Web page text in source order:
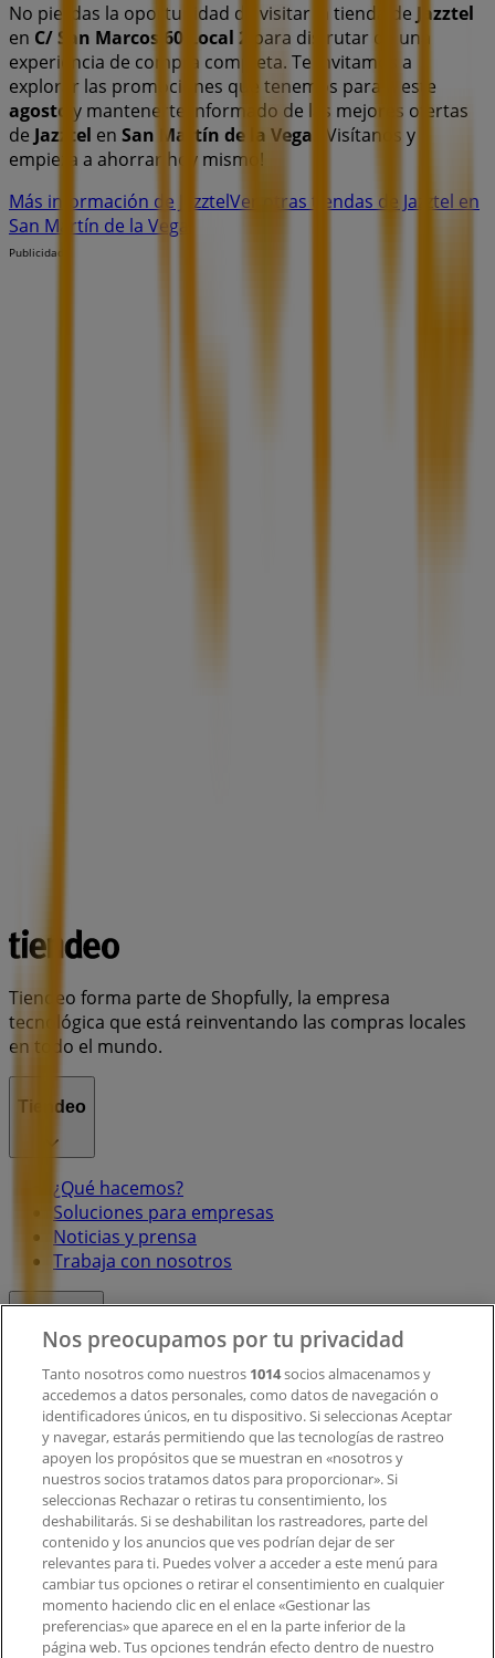
No pierdas la oportunidad de visitar la tienda de Jazztel
en C/ San Marcos 60 Local 2
para disfrutar de una
experiencia de compra completa. Te invitamos a
explorar las promociones que tenemos para ti este
agosto y mantenerte informado de las mejores ofertas
de Jazztel en San Martín de la Vega . ¡Visítanos y
empieza a ahorrar hoy mismo!
Más información de JazztelVer otras tiendas de Jazztel en
San Martín de la Vega
Publicidad
Tiendeo forma parte de Shopfully, la empresa
tecnológica que está reinventando las compras locales
en todo el mundo.
Tiendeo
¿Qué hacemos?
Soluciones para empresas
Noticias y prensa
Trabaja con nosotros
Contacto comercial y de marketing
Tienda mal colocada en el mapa
Notificar un folleto
¿Encontraste un problema en la web o en la
aplicación?
Índices
Marcas
Nos preocupamos por tu privacidad
Tanto nosotros como nuestros 1014socios almacenamos y
accedemos a datos personales, como datos de navegación o
identificadores únicos, en tu dispositivo. Si seleccionas Aceptar
y navegar, estarás permitiendo que las tecnologías de rastreo
apoyen los propósitos que se muestran en «nosotros y
nuestros socios tratamos datos para proporcionar». Si
seleccionas Rechazar o retiras tu consentimiento, los
deshabilitarás. Si se deshabilitan los rastreadores, parte del
contenido y los anuncios que ves podrían dejar de ser
relevantes para ti. Puedes volver a acceder a este menú para
cambiar tus opciones o retirar el consentimiento en cualquier
momento haciendo clic en el enlace «Gestionar las
preferencias» que aparece en el en la parte inferior de la
página web. Tus opciones tendrán efecto dentro de nuestro